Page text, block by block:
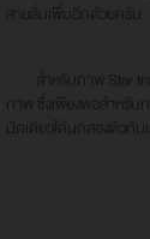
สายลั่นเพิ่มอีกด้วยครับ
สำหรับภาพ Star
ภาพ ซึ่งเพียงพอสำหรับ
นัดเดียวได้นกสองตัวกัน